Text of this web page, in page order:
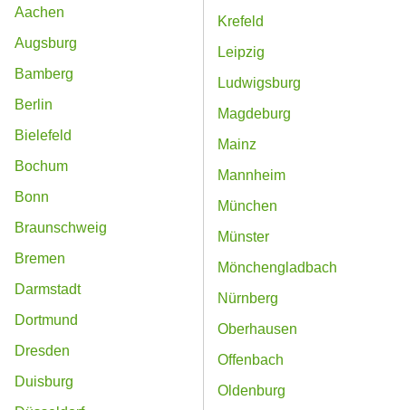
Aachen
Augsburg
Bamberg
Berlin
Bielefeld
Bochum
Bonn
Braunschweig
Bremen
Darmstadt
Dortmund
Dresden
Duisburg
Krefeld
Leipzig
Ludwigsburg
Magdeburg
Mainz
Mannheim
München
Münster
Mönchengladbach
Nürnberg
Oberhausen
Offenbach
Oldenburg